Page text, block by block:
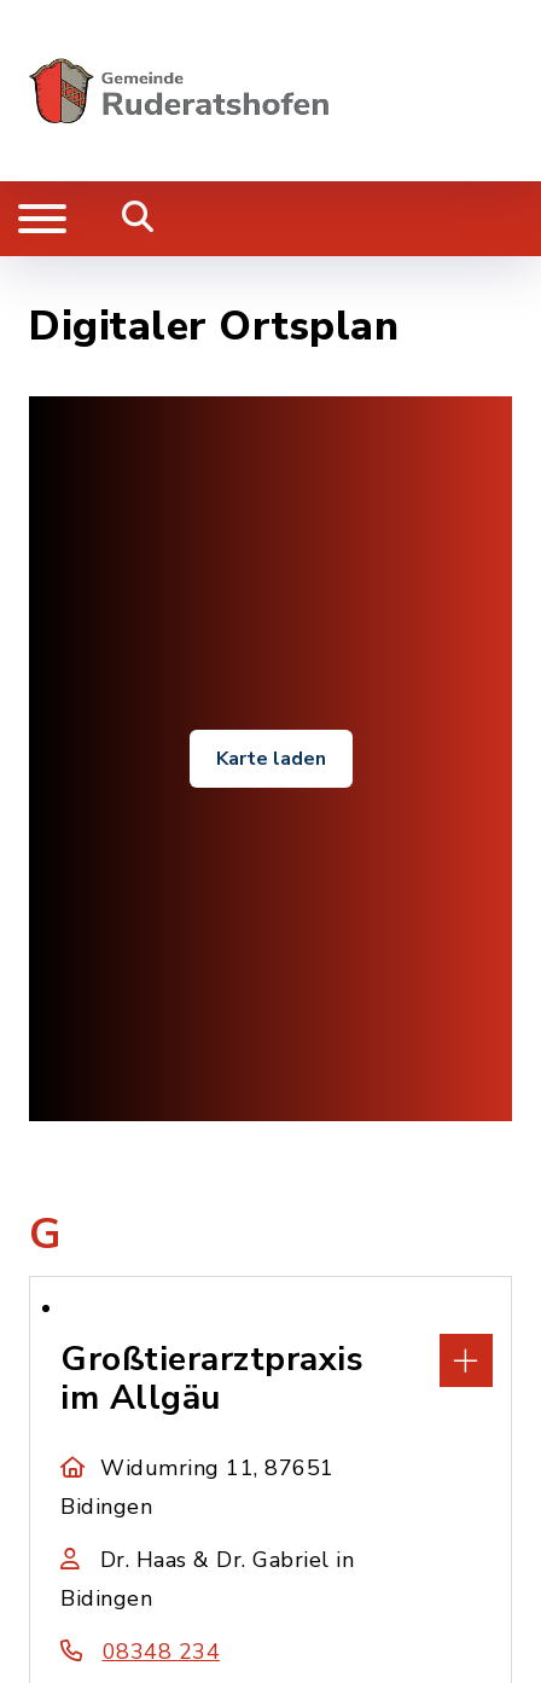
Digitaler Ortsplan
Karte laden
G
Großtierarztpraxis
im Allgäu
Widumring 11, 87651
Bidingen
Dr. Haas & Dr. Gabriel in
Bidingen
08348 234